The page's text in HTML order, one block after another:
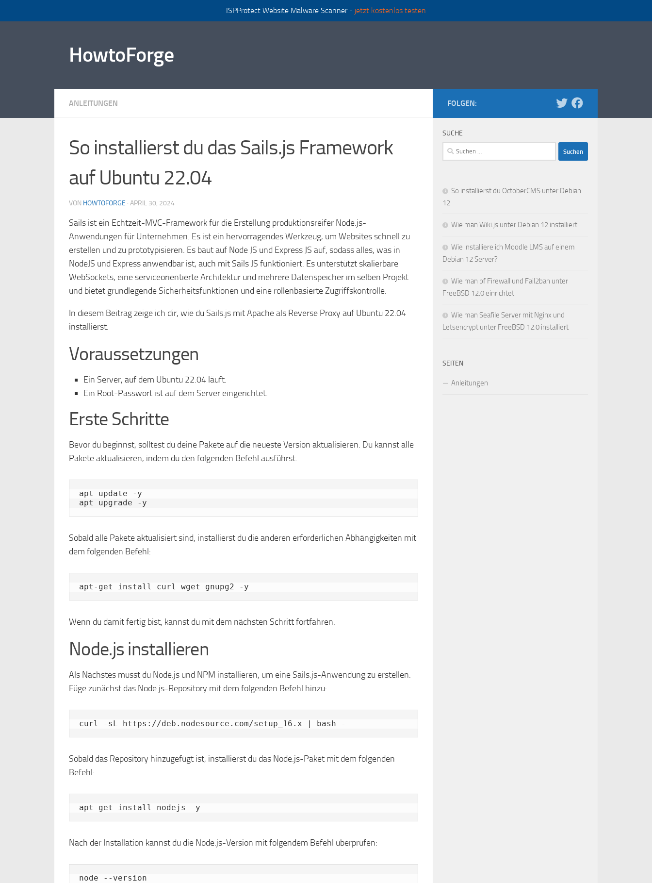
ISPProtect Website Malware Scanner - jetzt kostenlos testen
HowtoForge
ANLEITUNGEN
So installierst du das Sails.js Framework
auf Ubuntu 22.04
VON HOWTOFORGE · APRIL 30, 2024
Sails ist ein Echtzeit-MVC-Framework für die Erstellung produktionsreifer Node.js-
Anwendungen für Unternehmen. Es ist ein hervorragendes Werkzeug, um Websites schnell zu
erstellen und zu prototypisieren. Es baut auf Node JS und Express JS auf, sodass alles, was in
NodeJS und Express anwendbar ist, auch mit Sails JS funktioniert. Es unterstützt skalierbare
WebSockets, eine serviceorientierte Architektur und mehrere Datenspeicher im selben Projekt
und bietet grundlegende Sicherheitsfunktionen und eine rollenbasierte Zugriffskontrolle.
In diesem Beitrag zeige ich dir, wie du Sails.js mit Apache als Reverse Proxy auf Ubuntu 22.04
installierst.
Voraussetzungen
Ein Server, auf dem Ubuntu 22.04 läuft.
Ein Root-Passwort ist auf dem Server eingerichtet.
Erste Schritte
Bevor du beginnst, solltest du deine Pakete auf die neueste Version aktualisieren. Du kannst alle
Pakete aktualisieren, indem du den folgenden Befehl ausführst:
apt update -y
apt upgrade -y
Sobald alle Pakete aktualisiert sind, installierst du die anderen erforderlichen Abhängigkeiten mit
dem folgenden Befehl:
apt-get install curl wget gnupg2 -y
Wenn du damit fertig bist, kannst du mit dem nächsten Schritt fortfahren.
Node.js installieren
Als Nächstes musst du Node.js und NPM installieren, um eine Sails.js-Anwendung zu erstellen.
Füge zunächst das Node.js-Repository mit dem folgenden Befehl hinzu:
curl -sL https://deb.nodesource.com/setup_16.x | bash -
Sobald das Repository hinzugefügt ist, installierst du das Node.js-Paket mit dem folgenden
Befehl:
apt-get install nodejs -y
Nach der Installation kannst du die Node.js-Version mit folgendem Befehl überprüfen:
node --version
FOLGEN:
SUCHE
Suchen
nach:
So installierst du OctoberCMS unter Debian
12
Wie man Wiki.js unter Debian 12 installiert
Wie installiere ich Moodle LMS auf einem
Debian 12 Server?
Wie man pf Firewall und Fail2ban unter
FreeBSD 12.0 einrichtet
Wie man Seafile Server mit Nginx und
Letsencrypt unter FreeBSD 12.0 installiert
SEITEN
Anleitungen